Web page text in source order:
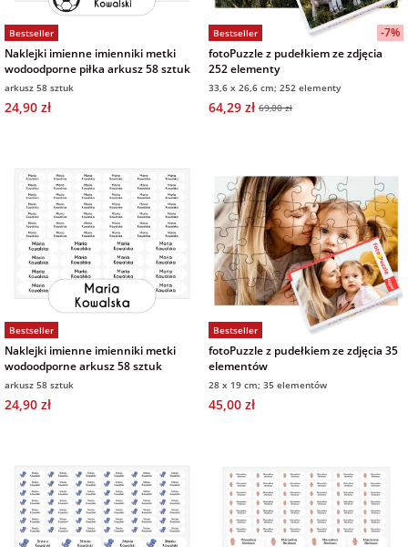
personalizowane
Torby
personalizowane
Fotografie
Naklejki i
naprasowanki
imienne
Bombki ze
zdjęciem
Dodatki i
opakowania
na 40 urodziny
na 50 urodziny
na wesele
na rocznicę
ślubu
na rozpoczęcie
szkoły
na zakończenie
szkoły
na pamiątkę z
wakacji
Chłopaka
na Dzień Kobiet
dla nauczyciela
dla miłośników
kotów
dla miłośników
psów
dla brata
dla siostry
dla chłopaka
dla dziewczyny
dla przyjaciela
Bestseller
Naklejki imienne imienniki metki
wodoodporne piłka arkusz 58 sztuk
arkusz 58 sztuk
24,90 zł
Bestseller
-7%
fotoPuzzle z pudełkiem ze zdjęcia
252 elementy
33,6 x 26,6 cm; 252 elementy
64,29 zł 69,00 zł
Bestseller
Naklejki imienne imienniki metki
wodoodporne arkusz 58 sztuk
arkusz 58 sztuk
24,90 zł
Bestseller
fotoPuzzle z pudełkiem ze zdjęcia 35
elementów
28 x 19 cm; 35 elementów
45,00 zł